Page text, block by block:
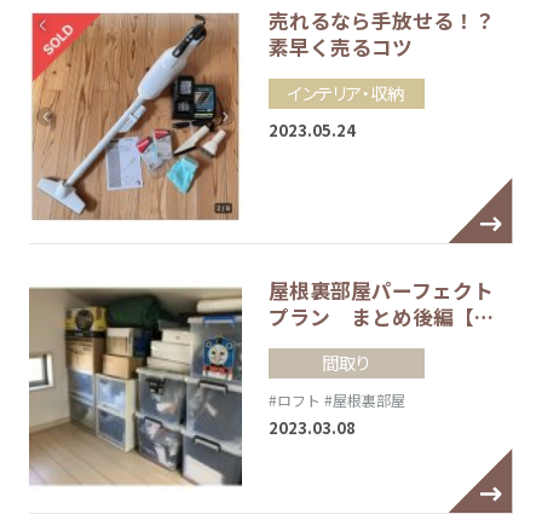
売れるなら手放せる！？
素早く売るコツ
インテリア・収納
2023.05.24
屋根裏部屋パーフェクト
プラン まとめ後編【…
間取り
#ロフト #屋根裏部屋
2023.03.08